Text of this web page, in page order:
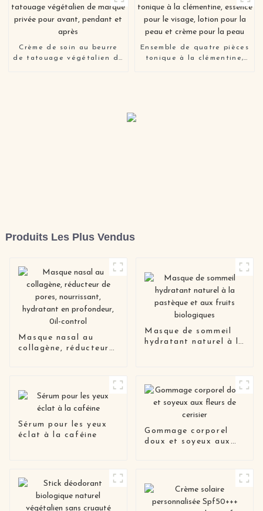
Crème de soin au beurre
de tatouage végétalien de
Ensemble de quatre pièces
tonique à la clémentine,
Produits Les Plus Vendus
Masque nasal au
collagène, réducteur
control
Masque de sommeil
hydratant naturel à la
Sérum pour les yeux
éclat à la caféine
Gommage corporel
doux et soyeux aux